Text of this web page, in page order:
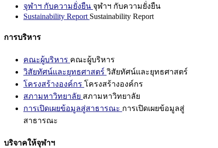
จุฬาฯ กับความยั่งยืน จุฬาฯ กับความยั่งยืน
Sustainability Report Sustainability Report
การบริหาร
คณะผู้บริหาร คณะผู้บริหาร
วิสัยทัศน์และยุทธศาสตร์ วิสัยทัศน์และยุทธศาสตร์
โครงสร้างองค์กร โครงสร้างองค์กร
สภามหาวิทยาลัย สภามหาวิทยาลัย
การเปิดเผยข้อมูลสู่สาธารณะ การเปิดเผยข้อมูลสู่
สาธารณะ
บริจาคให้จุฬาฯ